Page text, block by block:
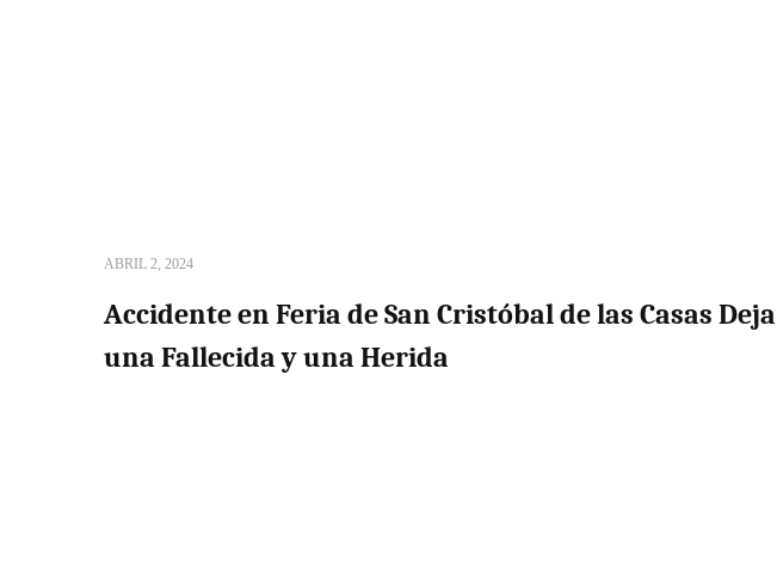
ABRIL 2, 2024
Accidente en Feria de San Cristóbal de las Casas Deja
una Fallecida y una Herida